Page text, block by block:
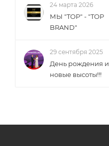
24 марта 2026
МЫ "TOP" - "TOP
BRAND"
29 сентября 2025
День рождения и
новые высоты!!!